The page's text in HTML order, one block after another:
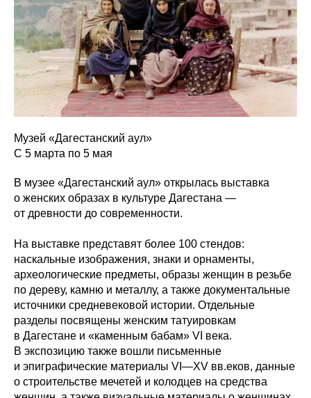
Музей «Дагестанский аул»
C 5 марта по 5 мая
В музее «Дагестанский аул» открылась выставка
о женских образах в культуре Дагестана —
от древности до современности.
На выставке представят более 100 стендов:
наскальные изображения, знаки и орнаменты,
археологические предметы, образы женщин в резьбе
по дереву, камню и металлу, а также документальные
источники средневековой истории. Отдельные
разделы посвящены женским татуировкам
в Дагестане и «каменным бабам» VI века.
В экспозицию также вошли письменные
и эпиграфические материалы VI—XV вв.еков, данные
о строительстве мечетей и колодцев на средства